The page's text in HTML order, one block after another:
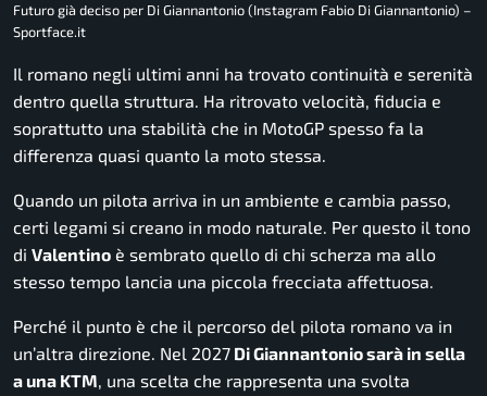
Futuro già deciso per Di Giannantonio (Instagram Fabio Di Giannantonio) –
Sportface.it
Il romano negli ultimi anni ha trovato continuità e serenità
dentro quella struttura. Ha ritrovato velocità, fiducia e
soprattutto una stabilità che in MotoGP spesso fa la
differenza quasi quanto la moto stessa.
Quando un pilota arriva in un ambiente e cambia passo,
certi legami si creano in modo naturale. Per questo il tono
di Valentino è sembrato quello di chi scherza ma allo
stesso tempo lancia una piccola frecciata affettuosa.
Perché il punto è che il percorso del pilota romano va in
un’altra direzione. Nel 2027 Di Giannantonio sarà in sella
a una KTM, una scelta che rappresenta una svolta